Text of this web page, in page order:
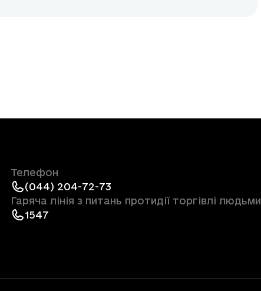
Телефон
(044) 204-72-73
Гаряча лінія з питань протидії торгівлі людьми
1547